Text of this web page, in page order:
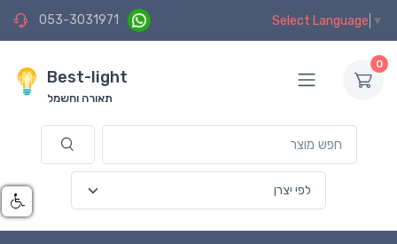
053-3031971 Select Language ▼
Best-light
תאורה וחשמל
0